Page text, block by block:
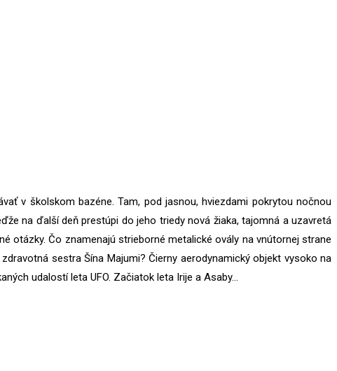
v školskom bazéne. Tam, pod jasnou, hviezdami pokrytou nočnou
na ďalší deň prestúpi do jeho triedy nová žiaka, tajomná a uzavretá
otázky. Čo znamenajú strieborné metalické ovály na vnútornej strane
sestra Šína Majumi? Čierny aerodynamický objekt vysoko na
udalostí leta UFO. Začiatok leta Irije a Asaby…